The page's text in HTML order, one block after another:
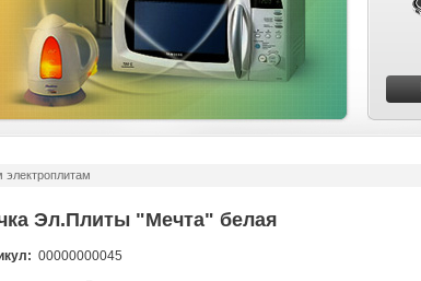
Эл.Плиты "Мечта" белая
00000000045